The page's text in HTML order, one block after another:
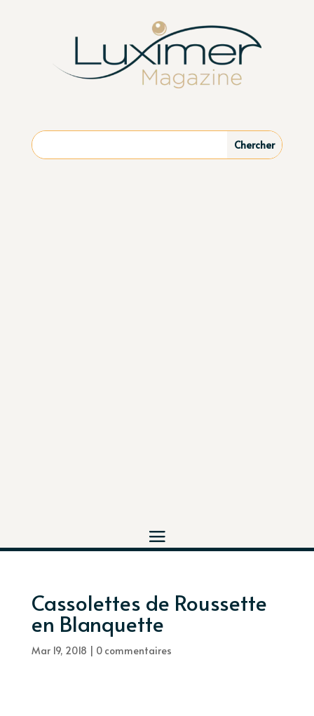
Cassolettes de Roussette
en Blanquette
Mar 19, 2018 | 0 commentaires